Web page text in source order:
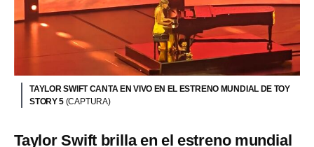
TAYLOR SWIFT CANTA EN VIVO EN EL ESTRENO MUNDIAL DE TOY
STORY 5 (CAPTURA)
Taylor Swift brilla en el estreno mundial